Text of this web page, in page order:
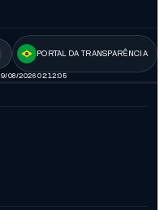
PORTAL DA TRANSPARÊNCIA
08/2026 02:12:06